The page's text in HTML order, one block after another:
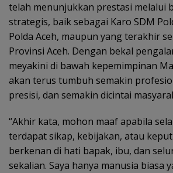
telah menunjukkan prestasi melalui
strategis, baik sebagai Karo SDM
Polda Aceh, maupun yang terakhir
Provinsi Aceh. Dengan bekal
meyakini di bawah kepemimpinan
akan terus tumbuh semakin
presisi, dan semakin dicintai
“Akhir kata, mohon maaf apabila
terdapat sikap, kebijakan, atau
berkenan di hati bapak, ibu, dan
sekalian. Saya hanya manusia biasa